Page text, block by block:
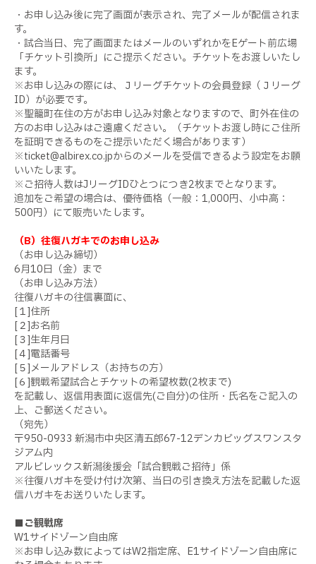
・お申し込み後に完了画面が表示され、完了メールが配信されま
す。
・試合当日、完了画面またはメールのいずれかをEゲート前広場
「チケット引換所」にご提示ください。チケットをお渡しいたし
ます。
※お申し込みの際には、Ｊリーグチケットの会員登録（Ｊリーグ
ID）が必要です。
※聖籠町在住の方がお申し込み対象となりますので、町外在住の
方のお申し込みはご遠慮ください。（チケットお渡し時にご住所
を証明できるものをご提示いただく場合があります）
※ticket@albirex.co.jpからのメールを受信できるよう設定をお願
いいたします。
※ご招待人数はJリーグIDひとつにつき2枚までとなります。
追加をご希望の場合は、優待価格（一般：1,000円、小中高：
500円）にて販売いたします。
（B）往復ハガキでのお申し込み
（お申し込み締切）
6月10日（金）まで
（お申し込み方法）
往復ハガキの往信裏面に、
[１]住所
[２]お名前
[３]生年月日
[４]電話番号
[５]メールアドレス（お持ちの方）
[６]観戦希望試合とチケットの希望枚数(2枚まで)
を記載し、返信用表面に返信先(ご自分)の住所・氏名をご記入の
上、ご郵送ください。
（宛先）
〒950-0933 新潟市中央区清五郎67-12デンカビッグスワンスタ
ジアム内
アルビレックス新潟後援会「試合観戦ご招待」係
※往復ハガキを受け付け次第、当日の引き換え方法を記載した返
信ハガキをお送りいたします。
■ご観戦席
W1サイドゾーン自由席
※お申し込み数によってはW2指定席、E1サイドゾーン自由席に